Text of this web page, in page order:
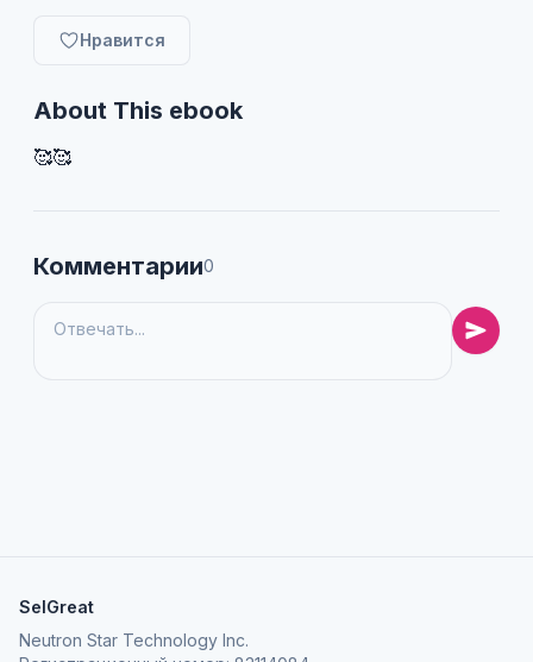
Нравится
About This ebook
🥰🥰
Комментарии0
SelGreat
Neutron Star Technology Inc.